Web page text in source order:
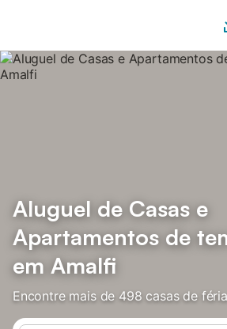
Aluguel de Casas e
Apartamentos de
em Amalfi
Encontre mais de 498 casas de